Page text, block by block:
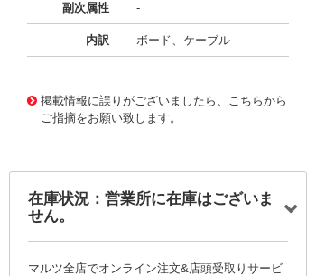
副次属性 -
内訳 ボード、ケーブル
掲載情報に誤りがございましたら、こちらから
ご指摘をお願い致します。
在庫状況：営業所に在庫はございま
せん。
マルツ全店でオンライン注文&店頭受取りサービ